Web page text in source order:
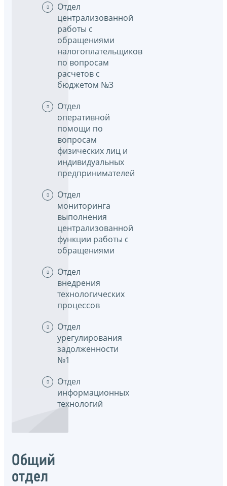
Отдел
централизованной
работы с
обращениями
налогоплательщиков
по вопросам
расчетов с
бюджетом №3
Отдел
оперативной
помощи по
вопросам
физических лиц и
индивидуальных
предпринимателей
Отдел
мониторинга
выполнения
централизованной
функции работы с
обращениями
Отдел
внедрения
технологических
процессов
Отдел
урегулирования
задолженности
№1
Отдел
информационных
технологий
Общий
отдел